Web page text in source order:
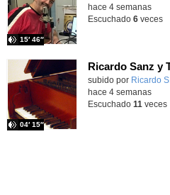
15′ 46″
hace 4 semanas
Escuchado 6veces
subido por Ricardo S.
04′ 15″
hace 4 semanas
Escuchado 11 veces